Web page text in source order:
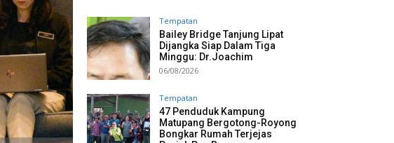
Tempatan
Bailey Bridge Tanjung Lipat
Dijangka Siap Dalam Tiga
Minggu: Dr.Joachim
06/08/2026
Tempatan
47 Penduduk Kampung
Matupang Bergotong-Royong
Bongkar Rumah Terjejas